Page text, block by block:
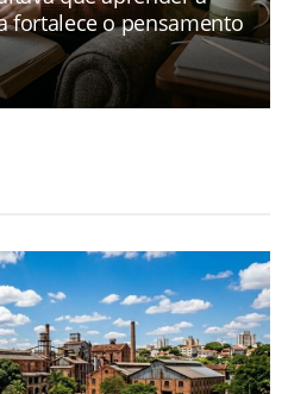
fortalece o pensamento